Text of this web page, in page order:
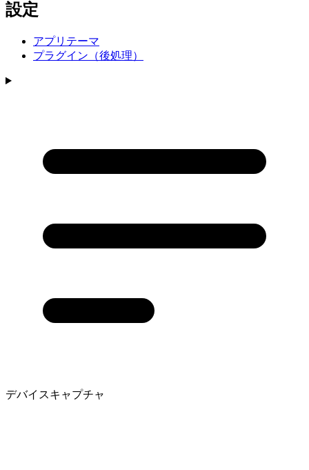
設定
アプリテーマ
プラグイン（後処理）
デバイスキャプチャ